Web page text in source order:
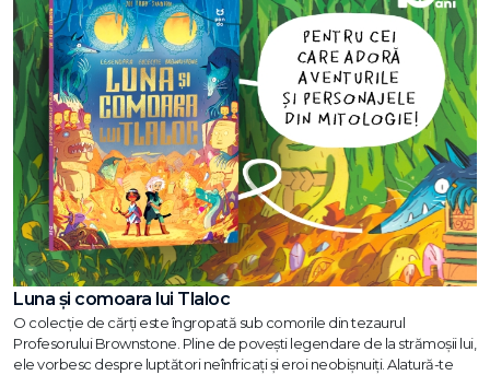
Luna și comoara lui Tlaloc
O colecție de cărți este îngropată sub comorile din tezaurul
Profesorului Brownstone. Pline de povești legendare de la strămoșii lui,
ele vorbesc despre luptători neînfricați și eroi neobișnuiți. Alatură-te